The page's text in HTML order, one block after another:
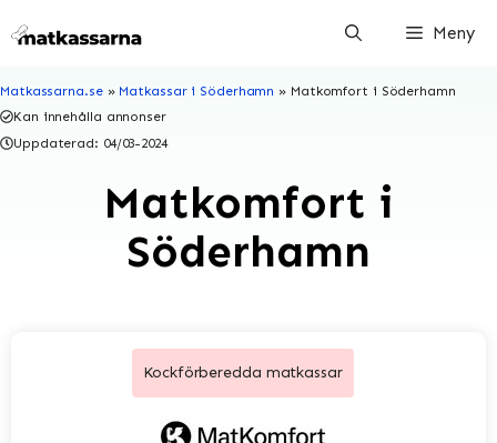
till
Meny
Matkassarna.se» Matkassar i Söderhamn » Matkomfort i Söderhamn
Kan innehålla annonser
Uppdaterad: 04/03-2024
Matkomfort i
Söderhamn
Kockförberedda matkassar